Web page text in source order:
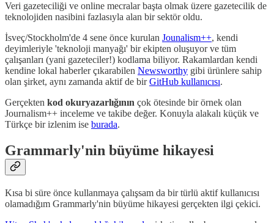
Veri gazeteciliği ve online mecralar başta olmak üzere gazetecilik de
teknolojiden nasibini fazlasıyla alan bir sektör oldu.
İsveç/Stockholm'de 4 sene önce kurulan Jounalism++, kendi
deyimleriyle 'teknoloji manyağı' bir ekipten oluşuyor ve tüm
çalışanları (yani gazeteciler!) kodlama biliyor. Rakamlardan kendi
kendine lokal haberler çıkarabilen Newsworthy gibi ürünlere sahip
olan şirket, aynı zamanda aktif de birGitHub kullanıcısı.
Gerçekten kod okuryazarlığının çok ötesinde bir örnek olan
Journalism++ inceleme ve takibe değer. Konuyla alakalı küçük ve
Türkçe bir izlenim ise burada.
Grammarly'nin büyüme hikayesi
Kısa bi süre önce kullanmaya çalışsam da bir türlü aktif kullanıcısı
olamadığım Grammarly'nin büyüme hikayesi gerçekten ilgi çekici.